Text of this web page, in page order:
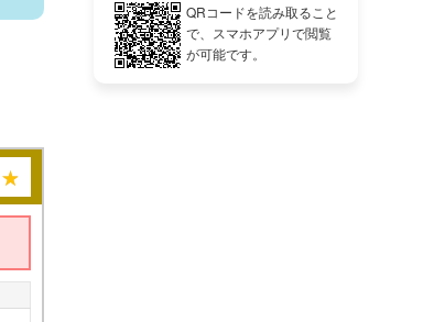
QRコードを読み取ること
で、スマホアプリで閲覧
が可能です。